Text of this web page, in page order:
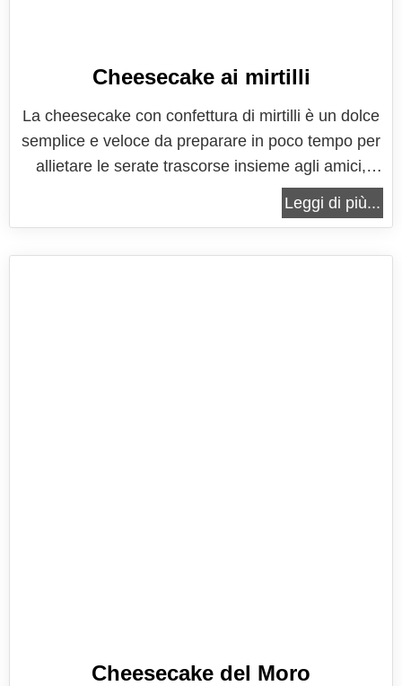
Cheesecake ai mirtilli
La cheesecake con confettura di mirtilli è un dolce
semplice e veloce da preparare in poco tempo per
allietare le serate trascorse insieme agli amici,
offrendo loro un dessert delizioso, con il quale ci si
può divertire a cambiare gusto ogni volta,
Leggi di più...
Cheesecake del Moro